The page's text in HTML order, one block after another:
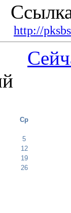
http://
Ср
5
12
19
26